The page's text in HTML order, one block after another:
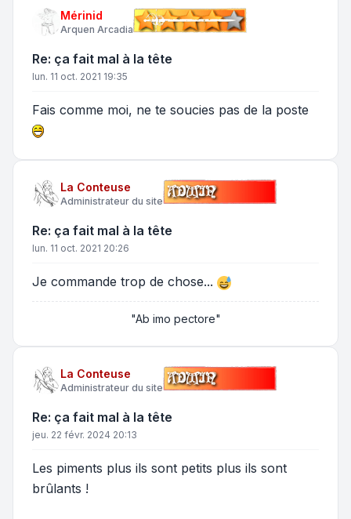
Mérinid
Arquen Arcadia
Re: ça fait mal à la tête
lun. 11 oct. 2021 19:35
Fais comme moi, ne te soucies pas de la poste
La Conteuse
Administrateur du site
Re: ça fait mal à la tête
lun. 11 oct. 2021 20:26
Je commande trop de chose...
"Ab imo pectore"
La Conteuse
Administrateur du site
Re: ça fait mal à la tête
jeu. 22 févr. 2024 20:13
Les piments plus ils sont petits plus ils sont
brûlants !